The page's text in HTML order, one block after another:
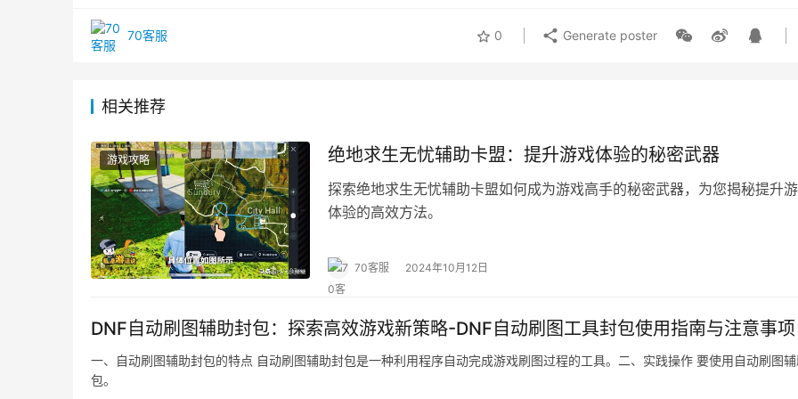
70客服 0 Generate poster
相关推荐
游戏攻略 绝地求生无忧辅助卡盟：提升游戏体验的秘密武器
探索绝地求生无忧辅助卡盟如何成为游戏高手的秘密武器，为您揭秘提升
体验的高效方法。
70客服 2024年10月12日
DNF自动刷图辅助封包：探索高效游戏新策略-DNF自动刷图工具封包使用指南与注意事项
一、自动刷图辅助封包的特点 自动刷图辅助封包是一种利用程序自动完成游戏刷图过程的工具。二、实践操作 要使用自动刷图
包。